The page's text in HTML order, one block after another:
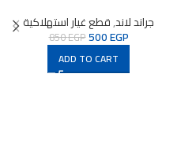
جراند لاند,قطع غيار استهلاكية
850EGP500EGP
ADD TO CART